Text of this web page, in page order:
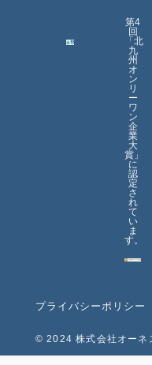
第4
回
「北
九
州
オ
ン
リ
ー
ワ
ン
企
業
大
賞」
に
認
定
さ
れ
て
い
ま
す。
プライバシーポリシー
© 2024 株式会社オーネ